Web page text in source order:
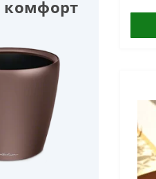
комфорт